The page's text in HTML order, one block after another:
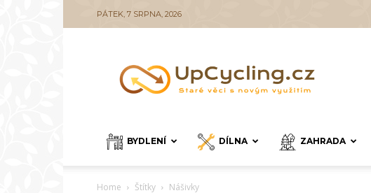
PÁTEK, 7 SRPNA, 2026
BYDLENÍ DÍLNA ZAHRADA
Home Štítky Nášivky